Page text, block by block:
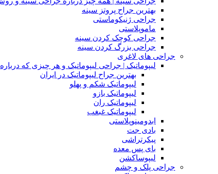
بهترین جراح پروتز سینه
جراحی ژنیکوماستی
ماموپلاستی
جراحی کوچک کردن سینه
جراحی بزرگ کردن سینه
جراحی های لاغری
لیپوماتیک | جراحی لیپوماتیک و هر چیزی که درباره
بهترین جراح لیپوماتیک در ایران
لیپوماتیک شکم و پهلو
لیپوماتیک بازو
لیپوماتیک ران
لیپوماتیک غبغب
ابدومینوپلاستی
بادی‌ جت
پیکرتراشی
بای پس معده
لیپوساکشن
جراحی پلک و چشم